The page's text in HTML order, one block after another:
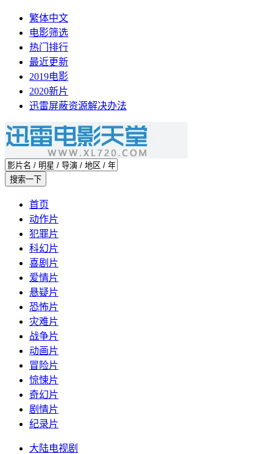
繁体中文
电影筛选
热门排行
最近更新
2019电影
2020新片
迅雷屏蔽资源解决办法
首页
动作片
犯罪片
科幻片
喜剧片
爱情片
悬疑片
恐怖片
灾难片
战争片
动画片
冒险片
惊悚片
奇幻片
剧情片
纪录片
大陆电视剧